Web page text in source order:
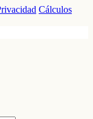
Cálculos